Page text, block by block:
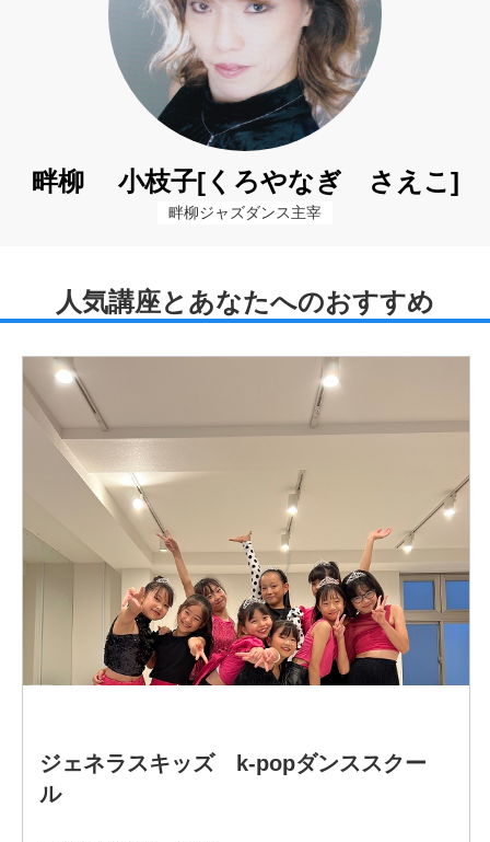
畔柳 小枝子[くろやなぎ さえこ]
畔柳ジャズダンス主宰